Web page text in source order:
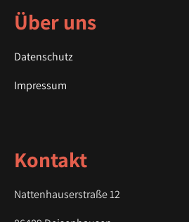
a
v
i
a
n
Über uns
Datenschutz
Impressum
Kontakt
Nattenhauserstraße 12